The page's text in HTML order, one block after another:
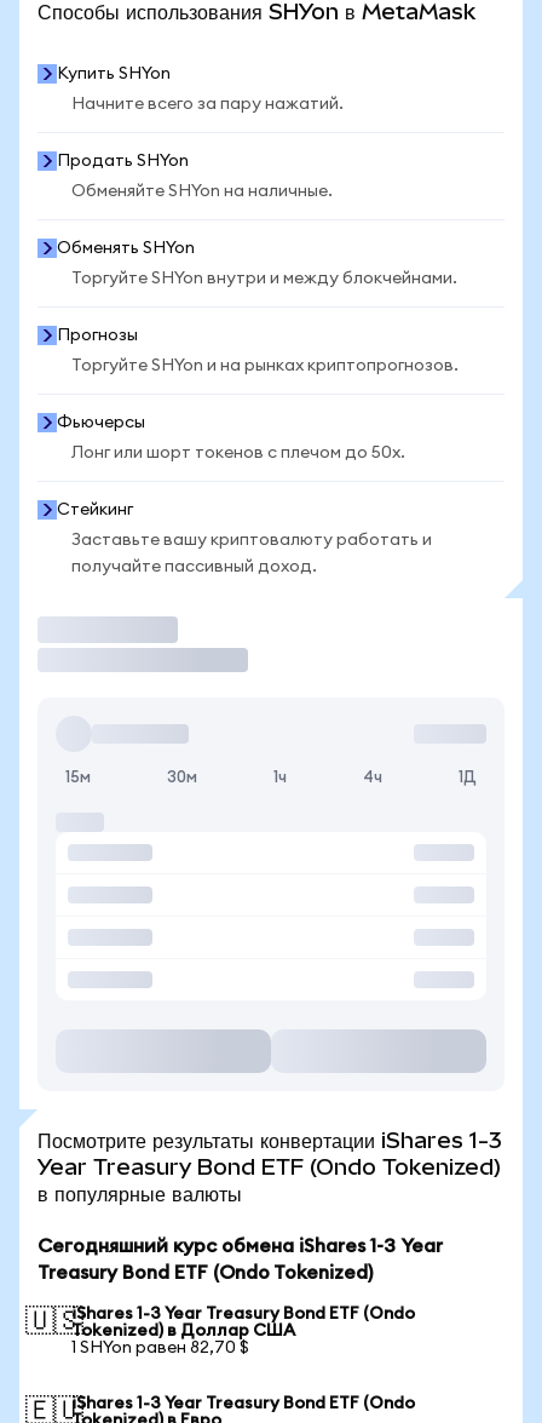
Способы использования SHYon в MetaMask
Купить SHYon
Начните всего за пару нажатий.
Продать SHYon
Обменяйте SHYon на наличные.
Обменять SHYon
Торгуйте SHYon внутри и между блокчейнами.
Прогнозы
Торгуйте SHYon и на рынках криптопрогнозов.
Фьючерсы
Лонг или шорт токенов с плечом до 50x.
Стейкинг
Заставьте вашу криптовалюту работать и
получайте пассивный доход.
15м 30м 1ч 4ч 1Д
Посмотрите результаты конвертации iShares 1-3
Year Treasury Bond ETF (Ondo Tokenized)
в популярные валюты
Сегодняшний курс обмена iShares 1-3 Year
Treasury Bond ETF (Ondo Tokenized)
🇺🇸iShares 1-3 Year Treasury Bond ETF (Ondo
Tokenized) в Доллар США
1 SHYon равен 82,70 $
🇪🇺iShares 1-3 Year Treasury Bond ETF (Ondo